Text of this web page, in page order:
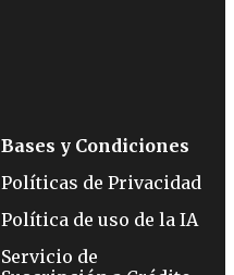
Bases y Condiciones
Políticas de Privacidad
Política de uso de la IA
Servicio de